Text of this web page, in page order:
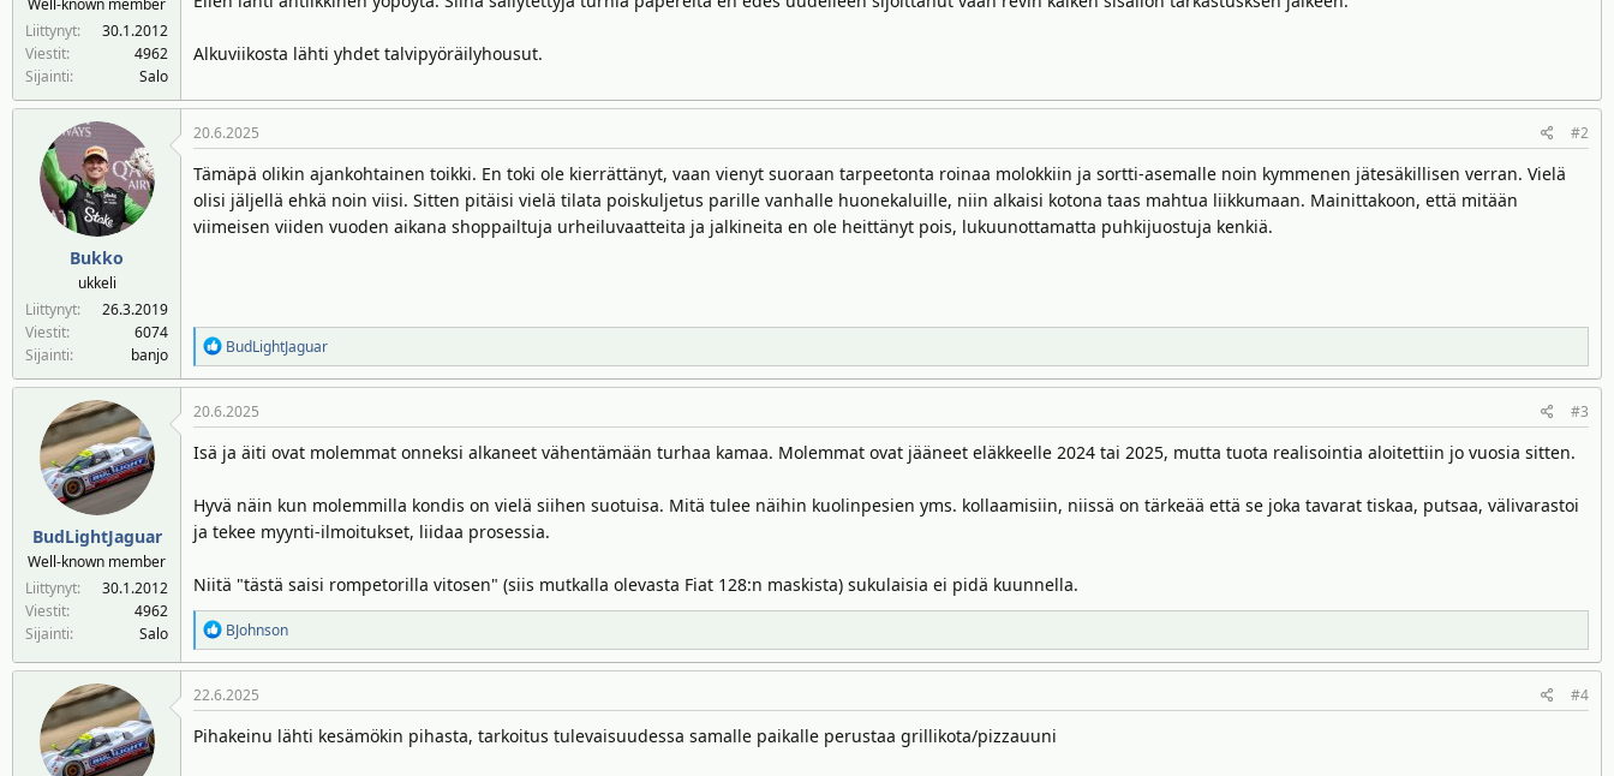
n
a
l
o
ä
ä
Well-known member
Liittynyt
30.1.2012
Viestit
4962
Sijainti
Salo
Alkuviikosta lähti yhdet talvipyöräilyhousut.
Bukko
ukkeli
Liittynyt
26.3.2019
Viestit
6074
Sijainti
banjo
20.6.2025 #2
Tämäpä olikin ajankohtainen toikki. En toki ole kierrättänyt, vaan vienyt suoraan tarpeetonta roinaa molokkiin ja sortti-asemalle noin kymmenen jätesäkillisen verran. Vielä
olisi jäljellä ehkä noin viisi. Sitten pitäisi vielä tilata poiskuljetus parille vanhalle huonekaluille, niin alkaisi kotona taas mahtua liikkumaan. Mainittakoon, että mitään
viimeisen viiden vuoden aikana shoppailtuja urheiluvaatteita ja jalkineita en ole heittänyt pois, lukuunottamatta puhkijuostuja kenkiä.
R
e
a
k
i
t
:
BudLightJaguar
BudLightJaguar
Well-known member
Liittynyt
30.1.2012
Viestit
4962
Sijainti
Salo
20.6.2025 #3
Isä ja äiti ovat molemmat onneksi alkaneet vähentämään turhaa kamaa. Molemmat ovat jääneet eläkkeelle 2024 tai 2025, mutta tuota realisointia aloitettiin jo vuosia sitten.
Hyvä näin kun molemmilla kondis on vielä siihen suotuisa. Mitä tulee näihin kuolinpesien yms. kollaamisiin, niissä on tärkeää että se joka tavarat tiskaa, putsaa, välivarastoi
ja tekee myynti-ilmoitukset, liidaa prosessia.
Niitä "tästä saisi rompetorilla vitosen" (siis mutkalla olevasta Fiat 128:n maskista) sukulaisia ei pidä kuunnella.
R
e
a
k
i
BJohnson
22.6.2025 #4
Pihakeinu lähti kesämökin pihasta, tarkoitus tulevaisuudessa samalle paikalle perustaa grillikota/pizzauuni